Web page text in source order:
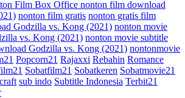
Film Box Office nonton film download
nonton film gratis nonton gratis film
Godzilla vs. Kong (2021) nonton movie
vs. Kong (2021) nonton movie subtitle
Godzilla vs. Kong (2021) nontonmovie
Popcorn21 Rajaxxi Rebahin Romance
Sobatfilm21 Sobatkeren Sobatmovie21
sub indo Subtitle Indonesia Terbit21